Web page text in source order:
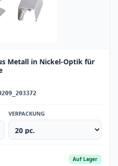
Metall in Nickel-Optik für
VERPACKUNG
Auf Lager